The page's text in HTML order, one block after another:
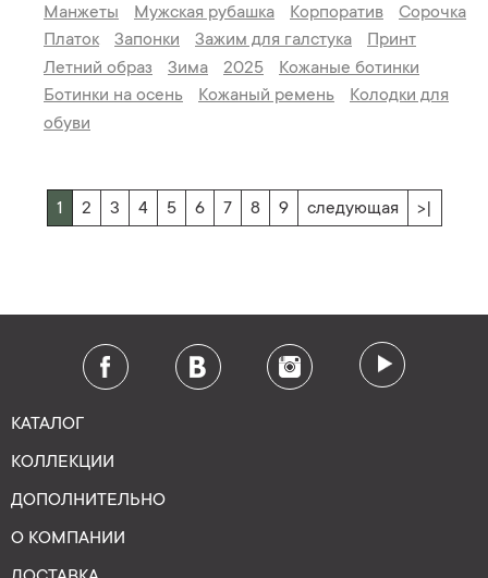
Манжеты
Мужская рубашка Корпоратив
Сорочка
Платок
Запонки Зажим для галстука
Принт
Летний образ
Зима 2025
Кожаные ботинки
Ботинки на осень
Кожаный ремень
Колодки для
обуви
1 2 3 4 5 6 7 8 9 следующая >|
КАТАЛОГ
КОЛЛЕКЦИИ
ДОПОЛНИТЕЛЬНО
О КОМПАНИИ